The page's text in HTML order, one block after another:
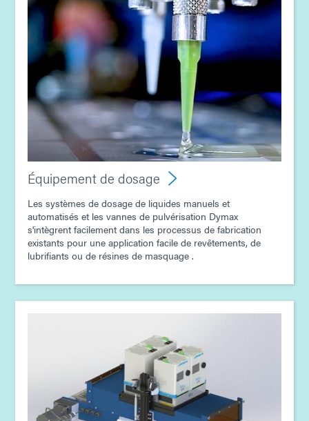
Guide : Équipement de dosage (Europe|FR)
Guide : Équipement de photopolymérisation
(Asie|EN)
Équipement de dosage
Les systèmes de dosage de liquides manuels et
automatisés et les vannes de pulvérisation Dymax
s'intègrent facilement dans les processus de fabrication
existants pour une application facile de revêtements, de
lubrifiants ou de résines de masquage .